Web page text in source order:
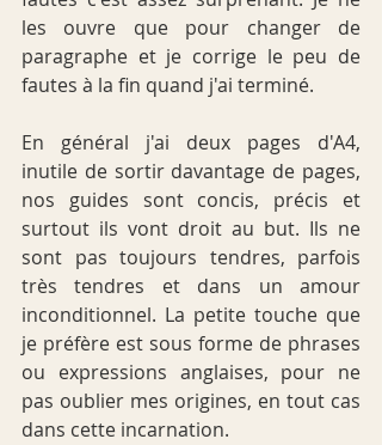
les ouvre que pour changer de
paragraphe et je corrige le peu de
fautes à la fin quand j'ai terminé.
En général j'ai deux pages d'A4,
inutile de sortir davantage de pages,
nos guides sont concis, précis et
surtout ils vont droit au but. Ils ne
sont pas toujours tendres, parfois
très tendres et dans un amour
inconditionnel. La petite touche que
je préfère est sous forme de phrases
ou expressions anglaises, pour ne
pas oublier mes origines, en tout cas
dans cette incarnation.